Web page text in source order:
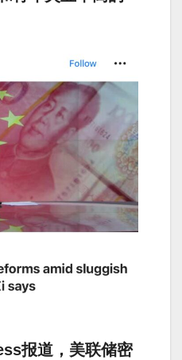
报道，美联储密